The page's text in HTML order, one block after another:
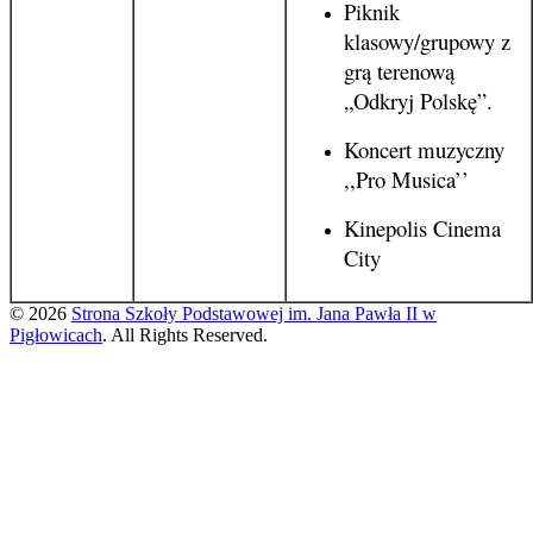
Piknik
klasowy/grupowy z
grą terenową
„Odkryj Polskę”.
Koncert muzyczny
,,Pro Musica’’
Kinepolis Cinema
City
© 2026 Strona Szkoły Podstawowej im. Jana Pawła II w
Pigłowicach. All Rights Reserved.